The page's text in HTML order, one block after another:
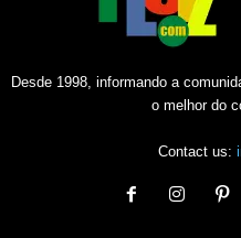
Desde 1998, informando a
o melhor do
Contact us: